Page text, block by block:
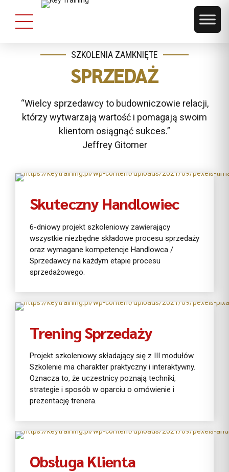
SZKOLENIA ZAMKNIĘTE
SPRZEDAŻ
“Wielcy sprzedawcy to budowniczowie relacji,
którzy wytwarzają wartość i pomagają swoim
klientom osiągnąć sukces.”
Jeffrey Gitomer
Skuteczny Handlowiec
6-dniowy projekt szkoleniowy zawierający
wszystkie niezbędne składowe procesu sprzedaży
oraz wymagane kompetencje Handlowca /
Sprzedawcy na każdym etapie procesu
sprzedażowego.
Trening Sprzedaży
Projekt szkoleniowy składający się z III modułów.
Szkolenie ma charakter praktyczny i interaktywny.
Oznacza to, że uczestnicy poznają techniki,
strategie i sposób w oparciu o omówienie i
prezentację trenera.
Obsługa Klienta